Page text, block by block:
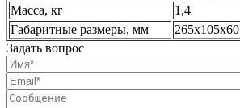
Масса, кг
1,4
Габаритные размеры, мм
265х105х60
Задать вопрос